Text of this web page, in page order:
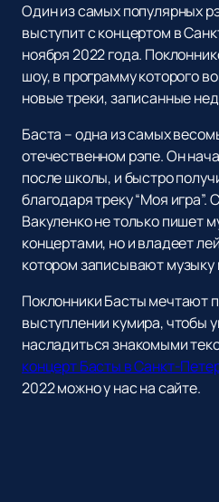
Один из самых популярных
выступит с концертом в
ноября 2022 года.
шоу, в программу которого
новые треки, записанные
Баста – одна из самых
отечественном рэпе. Он
после школы, и быстро
благодаря треку “Моя игра”.
Вакуленко не только пишет
концертами, но и владеет
котором записывают
Поклонники Басты мечтают
выступлении кумира, чтобы
насладиться знакомыми
концерт Басты в Санкт-
2022 можно у нас на сайте.